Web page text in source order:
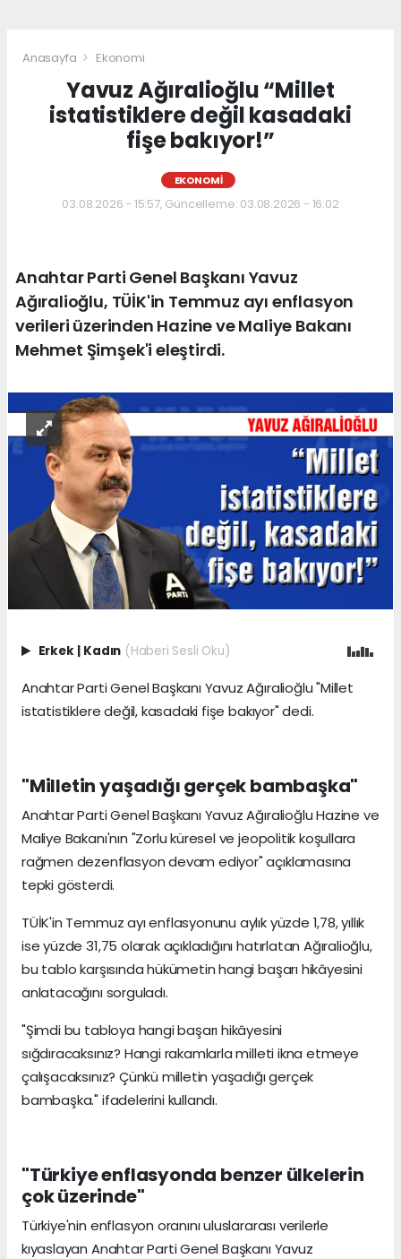
Anasayfa Ekonomi
Yavuz Ağıralioğlu “Millet
istatistiklere değil kasadaki
fişe bakıyor!”
EKONOMI
03.08.2026 - 15:57, Güncelleme: 03.08.2026 - 16:02
Anahtar Parti Genel Başkanı Yavuz
Ağıralioğlu, TÜİK'in Temmuz ayı enflasyon
verileri üzerinden Hazine ve Maliye Bakanı
Mehmet Şimşek'i eleştirdi.
Erkek | Kadın (Haberi Sesli Oku)
Anahtar Parti Genel Başkanı Yavuz Ağıralioğlu "Millet
istatistiklere değil, kasadaki fişe bakıyor" dedi.
"Milletin yaşadığı gerçek bambaşka"
Anahtar Parti Genel Başkanı Yavuz Ağıralioğlu Hazine ve
Maliye Bakanı'nın "Zorlu küresel ve jeopolitik koşullara
rağmen dezenflasyon devam ediyor" açıklamasına
tepki gösterdi.
TÜİK'in Temmuz ayı enflasyonunu aylık yüzde 1,78, yıllık
ise yüzde 31,75 olarak açıkladığını hatırlatan Ağıralioğlu,
bu tablo karşısında hükümetin hangi başarı hikâyesini
anlatacağını sorguladı.
"Şimdi bu tabloya hangi başarı hikâyesini
sığdıracaksınız? Hangi rakamlarla milleti ikna etmeye
çalışacaksınız? Çünkü milletin yaşadığı gerçek
bambaşka." ifadelerini kullandı.
"Türkiye enflasyonda benzer ülkelerin
çok üzerinde"
Türkiye'nin enflasyon oranını uluslararası verilerle
kıyaslayan Anahtar Parti Genel Başkanı Yavuz